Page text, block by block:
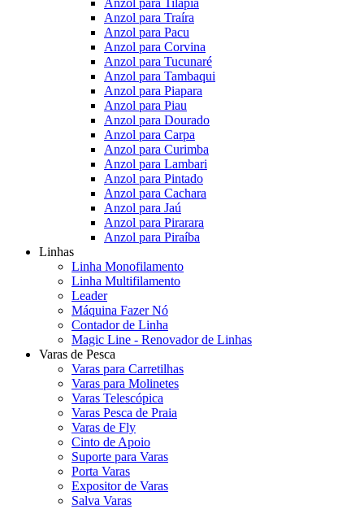
Anzol para Tilápia
Anzol para Traíra
Anzol para Pacu
Anzol para Corvina
Anzol para Tucunaré
Anzol para Tambaqui
Anzol para Piapara
Anzol para Piau
Anzol para Dourado
Anzol para Carpa
Anzol para Curimba
Anzol para Lambari
Anzol para Pintado
Anzol para Cachara
Anzol para Jaú
Anzol para Pirarara
Anzol para Piraíba
Linhas
Linha Monofilamento
Linha Multifilamento
Leader
Máquina Fazer Nó
Contador de Linha
Magic Line - Renovador de Linhas
Varas de Pesca
Varas para Carretilhas
Varas para Molinetes
Varas Telescópica
Varas Pesca de Praia
Varas de Fly
Cinto de Apoio
Suporte para Varas
Porta Varas
Expositor de Varas
Salva Varas